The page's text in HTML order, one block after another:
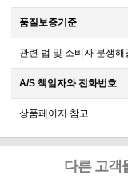
품질보증기준
관련 법 및 소비자 분쟁해
A/S 책임자와 전화번호
상품페이지 참고
다른 고객